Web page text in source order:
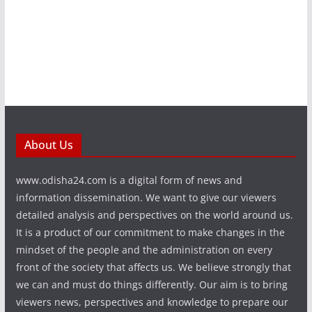
About Us
www.odisha24.com is a digital form of news and
information dissemination. We want to give our viewers
detailed analysis and perspectives on the world around us.
It is a product of our commitment to make changes in the
mindset of the people and the administration on every
front of the society that affects us. We believe strongly that
we can and must do things differently. Our aim is to bring
viewers news, perspectives and knowledge to prepare our